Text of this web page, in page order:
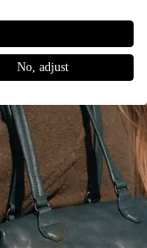
No, adjust